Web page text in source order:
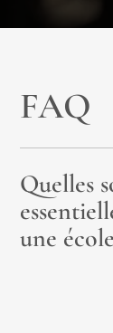
FAQ
Quelles
une